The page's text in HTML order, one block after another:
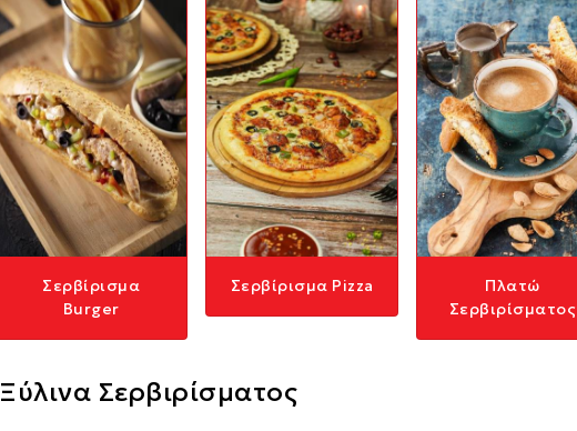
Σερβίρισμα
Burger
Σερβίρισμα Pizza
Πλατώ
Σερβιρίσματος
Ξύλινα Σερβιρίσματος